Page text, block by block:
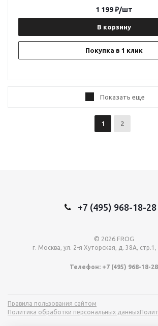
В корзину
Покупка в 1 клик
1 199₽/шт
Показать еще
1 2
+7 (495) 968-18-28
© 2026 FROG
г. Москва, ул. 2-я Хуторская, д. 38А,
Телефон: +7 (495) 968-18-28
Правила пользования сайтом
Политика обработки персональных данных